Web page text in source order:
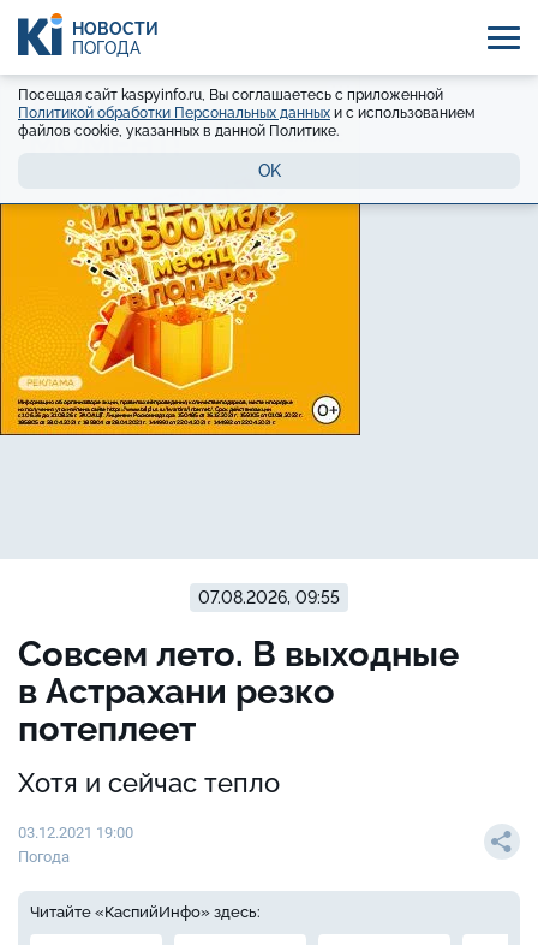
НОВОСТИ
ПОГОДА
Посещая сайт kaspyinfo.ru, Вы соглашаетесь с приложенной
Политикой обработки Персональных данных и с использованием
файлов cookie, указанных в данной Политике.
OK
07.08.2026, 09:55
Совсем лето. В выходные
в Астрахани резко
потеплеет
Хотя и сейчас тепло
03.12.2021 19:00
Погода
Читайте «КаспийИнфо» здесь: